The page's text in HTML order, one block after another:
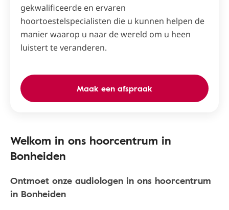
gekwalificeerde en ervaren
hoortoestelspecialisten die u kunnen helpen de
manier waarop u naar de wereld om u heen
luistert te veranderen.
Maak een afspraak
Welkom in ons hoorcentrum in
Bonheiden
Ontmoet onze audiologen in ons hoorcentrum
in Bonheiden